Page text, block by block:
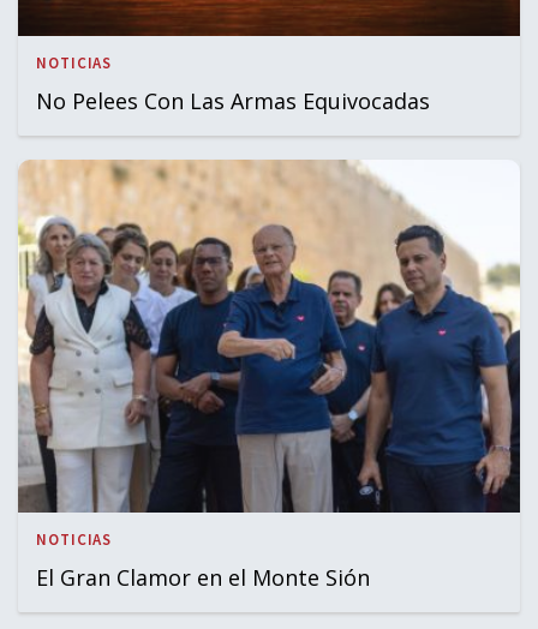
NOTICIAS
No Pelees Con Las Armas Equivocadas
NOTICIAS
El Gran Clamor en el Monte Sión